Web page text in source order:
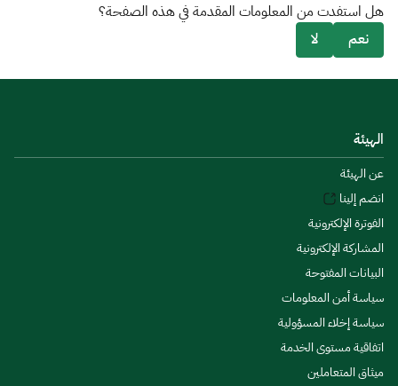
هل استفدت من المعلومات المقدمة في هذه الصفحة؟
نعم
لا
الهيئة
عن الهيئة
انضم إلينا
الفوترة الإلكترونية
المشاركة الإلكترونية
البيانات المفتوحة
سياسة أمن المعلومات
سياسة إخلاء المسؤولية
اتفاقية مستوى الخدمة
ميثاق المتعاملين